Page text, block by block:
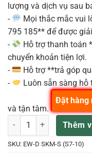
lượng và dịch vụ sau
-
Mọi thắc mắc vui
795 185** để được
-
Hỗ trợ thanh toán
chuyển khoản tiện lợi.
-
Hỗ trợ **trả góp
-
Luôn sẵn sàng hỗ
và tận tâm.
EW-D SKM-S (S7-10) –
Thêm
Đặt hàng
SKU: EW-D SKM-S (S7-10)